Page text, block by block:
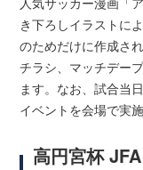
き下ろしイラストに
のためだけに作成さ
チラシ、マッチデー
ます。なお、試合当
イベントを会場で実施
高円宮杯